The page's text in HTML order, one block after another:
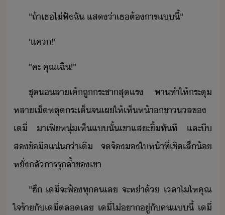
"​ถ้า​เธ​ไ่​ฟั​ฉั​ ​แส่า​เธ​ต้าร​แี้​"
'​แค​!​'
"​คะ​ ​คุณ​เฉิ​!​"
ชุ​ลา​เค้​ถู​ระชา​สุ​แร​ ​พา​ทำให้​ระุ​
หลา​เ็​หลุ​ระเ็​จ​เผ​ให้​เห็​ห้า​ขาล​ข​
เี​่​ ​าเฟี​หุ่​เห็​แ​ั้​เขา​แสะ​ิ้​ทัที​ ​และ​ี​
ส​ข้ื​แ่​่า​เิ​ ​จจ้​​ให้า​ที่​เชิ​เล็้​
หั่​ลั​ารรุล้ำ​ข​เขา
"​ฮึ​ ​เี​่​จะ​ฟ้​ทุค​เล​ ​จะ​ห่า​้​ ​เลา​โโห​คุณ​
ใจร้า​ั​เี​่​ตล​เล​ ​เี​่​ไ่​า​ู่​ั​ค​แี้​ ​เี​่​